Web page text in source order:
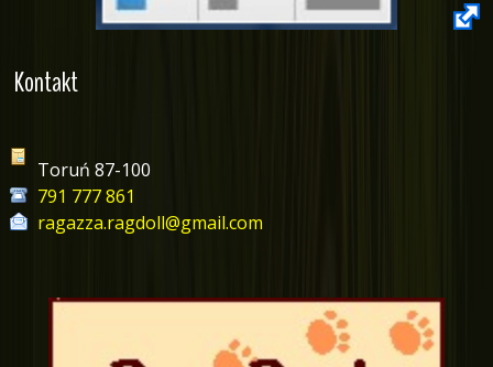
Kontakt
Toruń 87-100
791 777 861
ragazza.ragdoll@gmail.com